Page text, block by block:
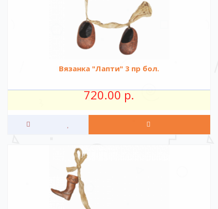
Вязанка "Лапти" 3 пр бол.
720.00 р.